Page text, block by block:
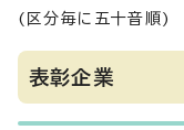
(区分毎に五十音順)
表彰企業